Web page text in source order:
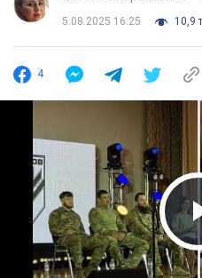
5.08.2025 16:25 10,9
4